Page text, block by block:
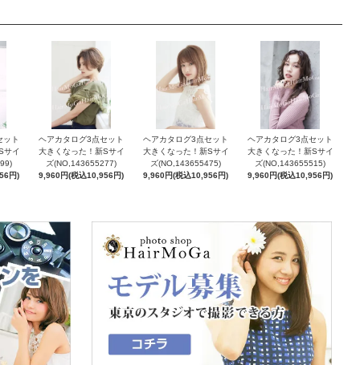
ット
サイ
円)
ヘアカタログ3点セット
大きくなった！新Sサイ
ズ(NO,143655277)
9,960円(税込10,956円)
ヘアカタログ3点セット
大きくなった！新Sサイ
ズ(NO,143655475)
9,960円(税込10,956円)
ヘアカタログ3点セット
大きくなった！新Sサイ
ズ(NO,143655515)
9,960円(税込10,956円)